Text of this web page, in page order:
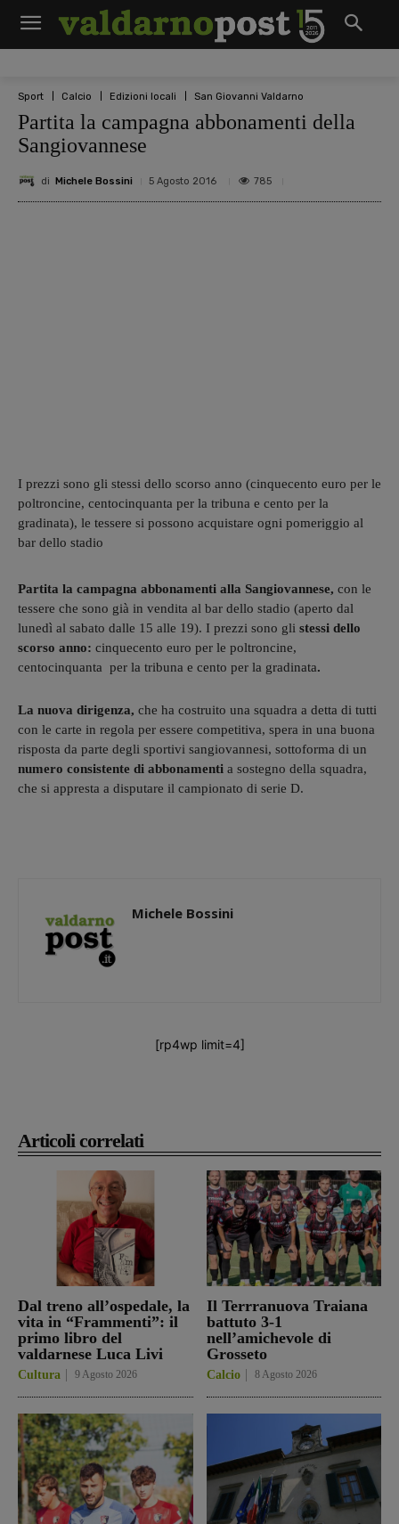
Sport Calcio Edizioni locali San Giovanni Valdarno
Partita la campagna abbonamenti della
Sangiovannese
di Michele Bossini 5 Agosto 2016 785
Articoli correlati
Dal treno all’ospedale, la
vita in “Frammenti”: il
primo libro del
valdarnese Luca Livi
Cultura 9 Agosto 2026
Il Terrranuova Traiana
battuto 3-1
nell’amichevole di
Grosseto
Calcio 8 Agosto 2026
I prezzi sono gli stessi dello scorso anno (cinquecento euro per le
poltroncine, centocinquanta per la tribuna e cento per la
gradinata), le tessere si possono acquistare ogni pomeriggio al
bar dello stadio
Partita la campagna abbonamenti alla Sangiovannese, con le
tessere che sono già in vendita al bar dello stadio (aperto dal
lunedì al sabato dalle 15 alle 19). I prezzi sono gli stessi dello
scorso anno: cinquecento euro per le poltroncine,
centocinquanta per la tribuna e cento per la gradinata.
La nuova dirigenza, che ha costruito una squadra a detta di tutti
con le carte in regola per essere competitiva, spera in una buona
risposta da parte degli sportivi sangiovannesi, sottoforma di un
numero consistente di abbonamenti a sostegno della squadra,
che si appresta a disputare il campionato di serie D.
Michele Bossini
[rp4wp limit=4]